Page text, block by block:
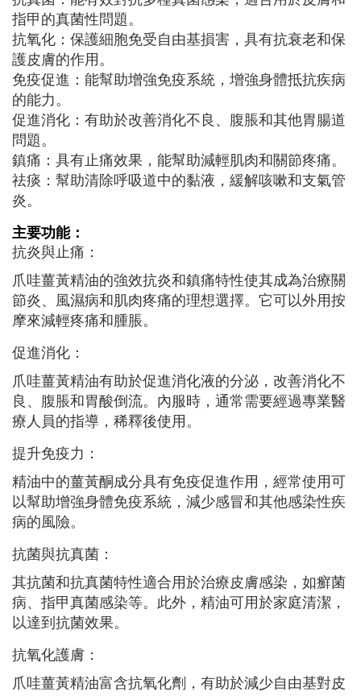
指甲的真菌性問題。
抗氧化：保護細胞免受自由基損害，具有抗衰老和保
護皮膚的作用。
免疫促進：能幫助增強免疫系統，增強身體抵抗疾病
的能力。
促進消化：有助於改善消化不良、腹脹和其他胃腸道
問題。
鎮痛：具有止痛效果，能幫助減輕肌肉和關節疼痛。
祛痰：幫助清除呼吸道中的黏液，緩解咳嗽和支氣管
炎。
主要功能：
抗炎與止痛：
爪哇薑黃精油的強效抗炎和鎮痛特性使其成為治療關
節炎、風濕病和肌肉疼痛的理想選擇。它可以外用按
摩來減輕疼痛和腫脹。
促進消化：
爪哇薑黃精油有助於促進消化液的分泌，改善消化不
良、腹脹和胃酸倒流。內服時，通常需要經過專業醫
療人員的指導，稀釋後使用。
提升免疫力：
精油中的薑黃酮成分具有免疫促進作用，經常使用可
以幫助增強身體免疫系統，減少感冒和其他感染性疾
病的風險。
抗菌與抗真菌：
其抗菌和抗真菌特性適合用於治療皮膚感染，如癬菌
病、指甲真菌感染等。此外，精油可用於家庭清潔，
以達到抗菌效果。
抗氧化護膚：
爪哇薑黃精油富含抗氧化劑，有助於減少自由基對皮